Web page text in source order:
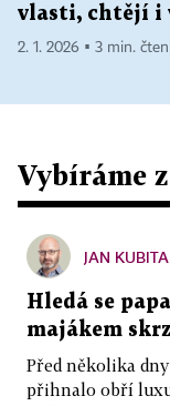
vlasti, chtějí i
2. 1. 2026 ▪ 3 min.
Vybíráme
JAN KUBITA
Hledá se
majákem
Před několika
přihnalo obří